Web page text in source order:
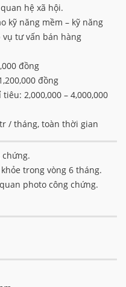
hệ xã hội.
kỹ năng mềm – kỹ năng
tư vấn bán hàng
đồng
đồng
2,000,000 – 4,000,000
/ tháng, toàn thời gian
chứng.
trong vòng 6 tháng.
photo công chứng.